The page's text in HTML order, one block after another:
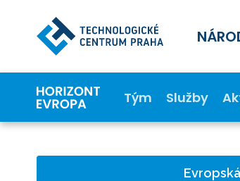
Tým Služby